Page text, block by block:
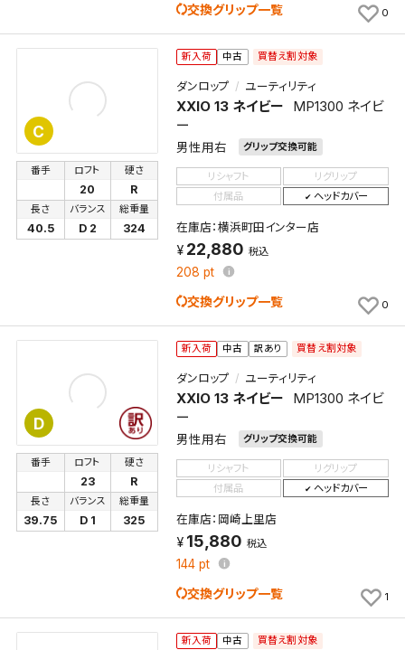
交換グリップ一覧 0
C
新入荷 中古 買替え割対象
ダンロップ ユーティリティ
XXIO 13 ネイビー
MP1300 ネイビ
ー
男性用右 グリップ交換可能
番手 ロフト
20
硬さ
R
長さ
40.5
バランス
D 2
総重量
324
リシャフト
リグリップ
付属品
ヘッドカバー
在庫店：横浜町田インター店
22,880 税込
208 pt
交換グリップ一覧 0
D
新入荷 中古 訳あり 買替え割対象
ダンロップ ユーティリティ
XXIO 13 ネイビー
MP1300 ネイビ
ー
男性用右 グリップ交換可能
番手 ロフト
23
硬さ
R
長さ
39.75
バランス
D 1
総重量
325
リシャフト
リグリップ
付属品
ヘッドカバー
在庫店：岡崎上里店
15,880 税込
144 pt
交換グリップ一覧 1
新入荷 中古 買替え割対象